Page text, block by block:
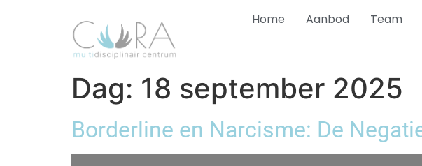
Home Aanbod Team
Dag: 18 september 2025
Borderline en Narcisme: De